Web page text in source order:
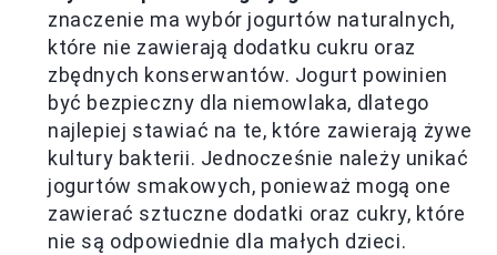
znaczenie ma wybór jogurtów naturalnych,
które nie zawierają dodatku cukru oraz
zbędnych konserwantów. Jogurt powinien
być bezpieczny dla niemowlaka, dlatego
najlepiej stawiać na te, które zawierają żywe
kultury bakterii. Jednocześnie należy unikać
jogurtów smakowych, ponieważ mogą one
zawierać sztuczne dodatki oraz cukry, które
nie są odpowiednie dla małych dzieci.